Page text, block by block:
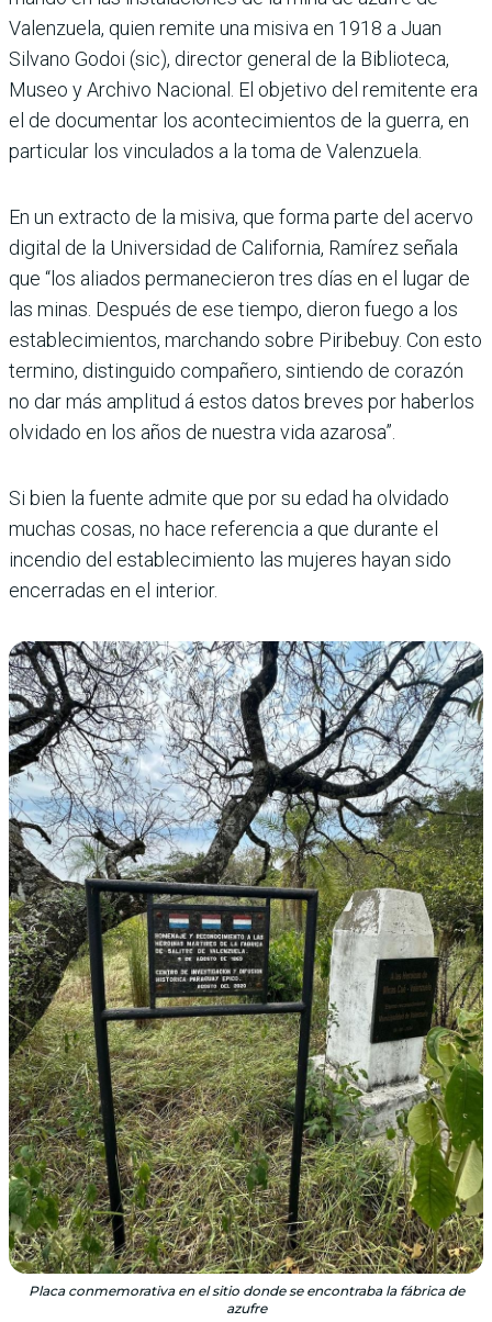
Valenzuela, quien remite una misiva en 1918 a Juan
Silvano Godoi (sic), director general de la Biblioteca,
Museo y Archivo Nacional. El objetivo del remitente era
el de documentar los acontecimientos de la guerra, en
particular los vinculados a la toma de Valenzuela.
En un extracto de la misiva, que forma parte del acervo
digital de la Universidad de California, Ramírez señala
que “los aliados permanecieron tres días en el lugar de
las minas. Después de ese tiempo, dieron fuego a los
establecimientos, marchando sobre Piribebuy. Con esto
termino, distinguido compañero, sintiendo de corazón
no dar más amplitud á estos datos breves por haberlos
olvidado en los años de nuestra vida azarosa”.
Si bien la fuente admite que por su edad ha olvidado
muchas cosas, no hace referencia a que durante el
incendio del establecimiento las mujeres hayan sido
encerradas en el interior.
Placa conmemorativa en el sitio donde se encontraba la fábrica de
azufre